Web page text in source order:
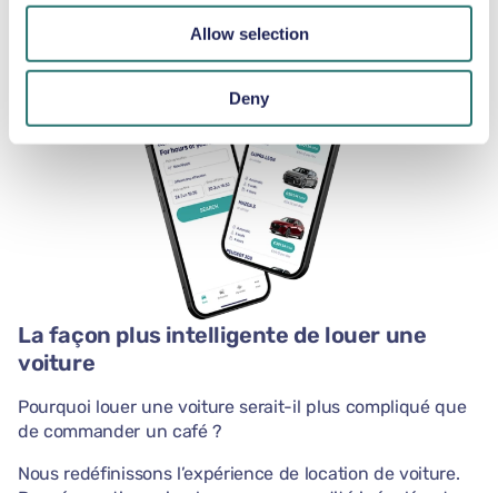
Allow selection
Deny
notre application.
La façon plus intelligente de louer une
voiture
Pourquoi louer une voiture serait-il plus compliqué que
de commander un café ?
Nous redéfinissons l’expérience de location de voiture.